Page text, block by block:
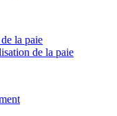
la paie
de la paie